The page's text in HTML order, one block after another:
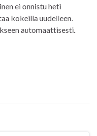
ei onnistu heti
kokeilla uudelleen.
automaattisesti.